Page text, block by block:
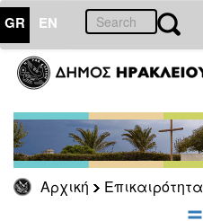
GR EN
Αρχική Επικαιρότητα
ΕΠΙΚΑΙΡΟΤΗΤΑ
Τύπου
Αρχείο